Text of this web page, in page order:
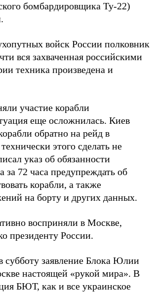
бомбардировщика Ту-22)
войск России полковник
вся захваченная российскими
техника произведена и
участие корабли
еще осложнилась. Киев
обратно на рейд в
этого сделать не
указ об обязанности
за 72 часа предупреждать об
корабли, а также
на борту и других данных.
восприняли в Москве,
президенту России.
субботу заявление Блока Юлии
настоящей «рукой мира». В
БЮТ, как и все украинское